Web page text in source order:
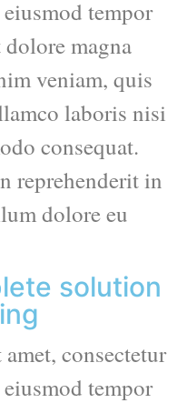
tempor
magna
veniam, quis
laboris nisi
consequat.
reprehenderit in
dolore eu
solution
consectetur
tempor